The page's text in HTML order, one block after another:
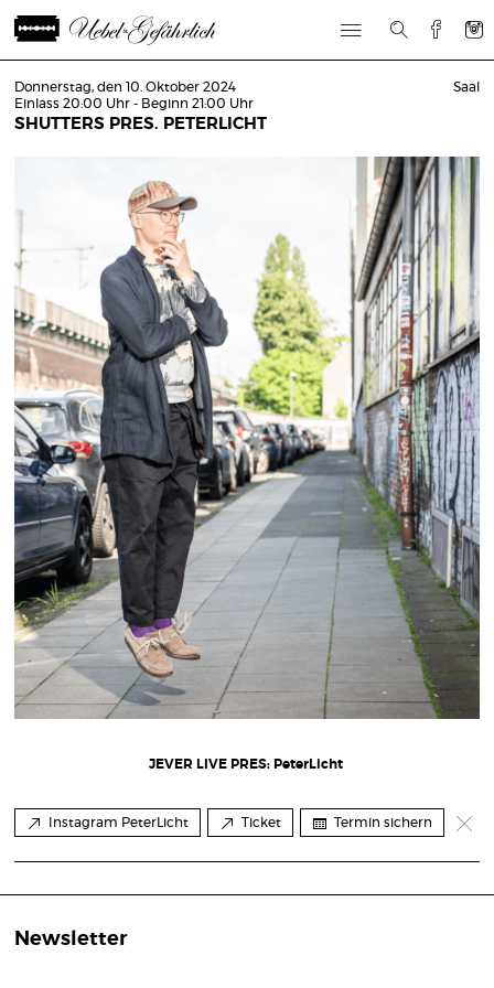
Donnerstag, den 10. Oktober 2024
Einlass 20:00 Uhr - Beginn 21:00 Uhr
SHUTTERS PRES. PETERLICHT
Saal
JEVER LIVE PRES: PeterLicht
Instagram PeterLicht Ticket Termin sichern
Newsletter